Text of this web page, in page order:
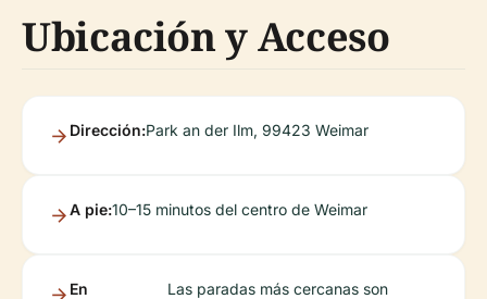
Ubicación y Acceso
Dirección:Park an der Ilm, 99423 Weimar
A pie:10–15 minutos del centro de Weimar
En
Las paradas más cercanas son